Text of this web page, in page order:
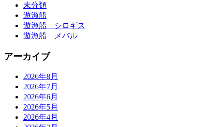
未分類
遊漁船
遊漁船 シロギス
遊漁船 メバル
アーカイブ
2026年8月
2026年7月
2026年6月
2026年5月
2026年4月